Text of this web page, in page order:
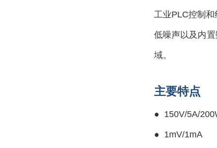
工业PLC控制
低噪声以及内
域。
主要特点
● 150V/5A/
● 1mV/1mA